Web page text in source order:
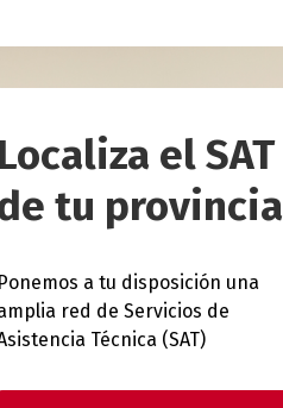
Localiza el SAT
tu provincia
Ponemos a tu disposición una
red de Servicios de
Técnica (SAT)